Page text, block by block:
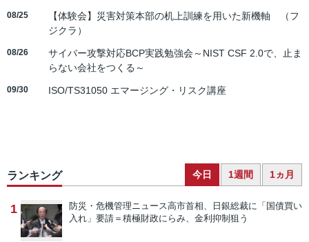
08/25
【体験会】災害対策本部の机上訓練を用いた新機軸 （フ
ジクラ）
08/26
サイバー攻撃対応BCP実践勉強会～NIST CSF 2.0で、止ま
らない会社をつくる～
09/30 ISO/TS31050 エマージング・リスク講座
ランキング 今日 1週間 1ヵ月
1 防災・危機管理ニュース高市首相、日銀総裁に「国債買い
入れ」要請＝積極財政にらみ、金利抑制狙う